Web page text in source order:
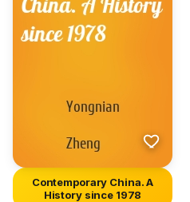
Contemporary China. A
History since 1978